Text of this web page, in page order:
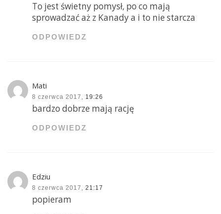
To jest świetny pomysł, po co mają
sprowadzać aż z Kanady a i to nie starcza
ODPOWIEDZ
Mati
8 czerwca 2017, 19:26
bardzo dobrze mają rację
ODPOWIEDZ
Edziu
8 czerwca 2017, 21:17
popieram